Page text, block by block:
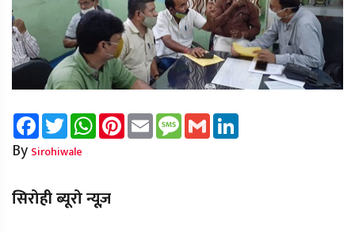
FacebookTwitterWhatsAppPinterest
Email Message
Gmail
By Sirohiwale
सिरोही ब्यूरो न्यूज़